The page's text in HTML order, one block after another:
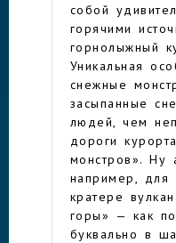
собой
горячими
горнолыжный
Уникальная
снежные
засыпанные
людей, чем
дороги
монстров».
например, для
кратере
горы» — как
буквально в